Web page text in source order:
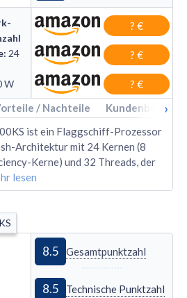
: 24
W
? €
? €
? €
/ Nachteile ›
ist ein Flaggschiff-Prozessor
Architektur mit 24 Kernen (8
Kerne) und 32 Threads, der
lesen
8.5 Gesamtpunktzahl
8.5 Technische Punktzahl